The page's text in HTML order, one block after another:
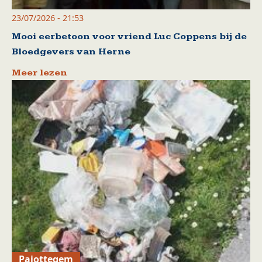
23/07/2026 - 21:53
Mooi eerbetoon voor vriend Luc Coppens bij de
Bloedgevers van Herne
Meer lezen
Pajottegem